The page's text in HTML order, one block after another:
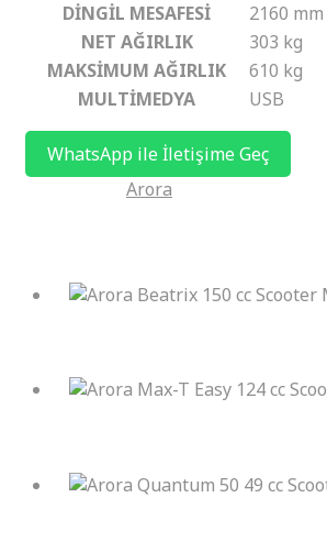
DİNGİL MESAFESİ
2160 mm
NET AĞIRLIK
303 kg
MAKSİMUM AĞIRLIK
610 kg
MULTİMEDYA
USB
WhatsApp ile İletişime Geç
Arora